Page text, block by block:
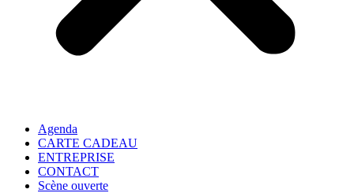
Agenda
CARTE CADEAU
ENTREPRISE
CONTACT
Scène ouverte